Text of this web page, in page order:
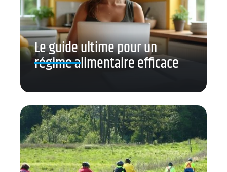
Le guide ultime pour un
régime alimentaire efficace